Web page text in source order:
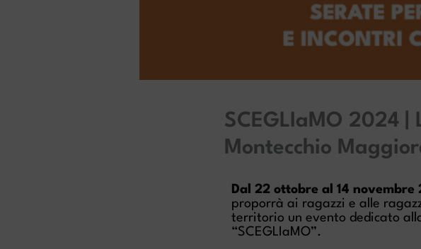
SCEGLIaMO 2024
Montecchio
Dal 22 ottobre al 14 novembre
proporrà ai ragazzi e alle
territorio un evento dedicato
“SCEGLIaMO”.